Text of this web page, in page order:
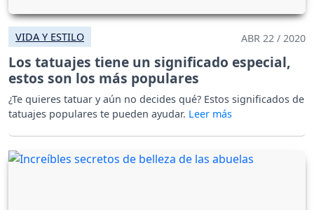
VIDA Y ESTILO ABR 22 / 2020
Los tatuajes tiene un significado especial,
estos son los más populares
¿Te quieres tatuar y aún no decides qué? Estos significados de
tatuajes populares te pueden ayudar.